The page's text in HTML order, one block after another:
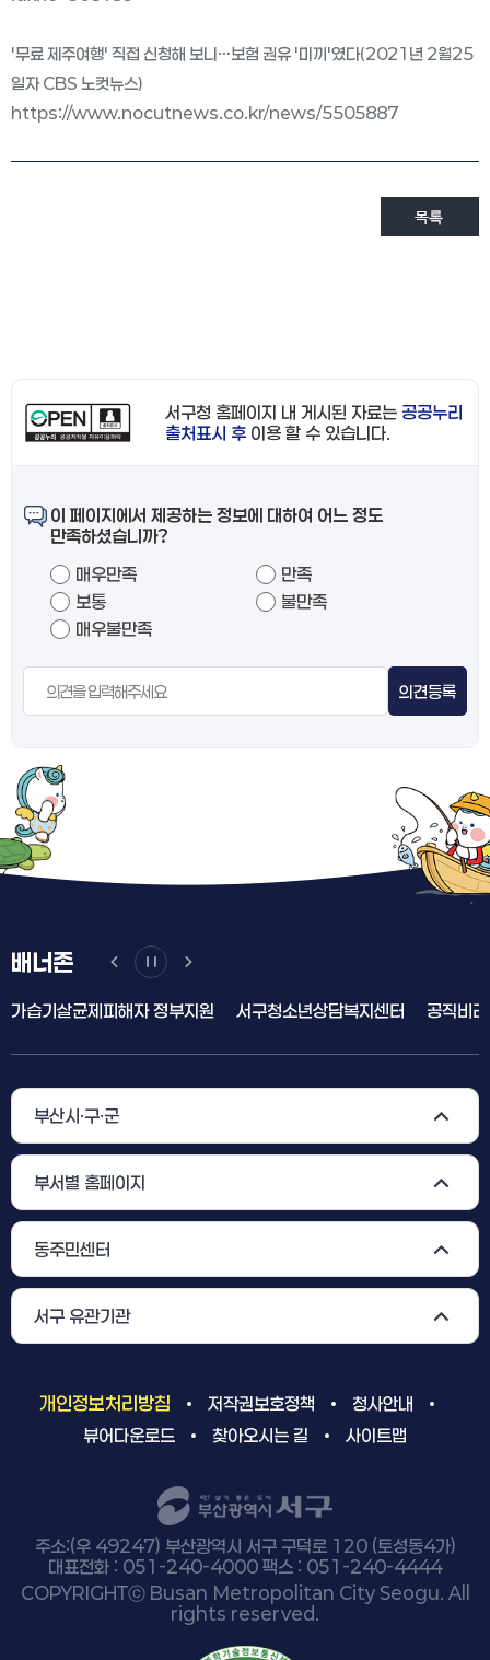
'무료 제주여행' 직접 신청해 보니…보험 권유 '미끼'였다(2021년 2월25
일자 CBS 노컷뉴스)
https://www.nocutnews.co.kr/news/5505887
서구청 홈페이지 내 게시된 자료는 공공누리
출처표시 후 이용 할 수 있습니다.
이 페이지에서 제공하는 정보에 대하여 어느 정도
만족하셨습니까?
매우만족
만족
보통
불만족
매우불만족
의견등록
배너존
가습기살균제피해자 정부지원 서구청소년상담복지센터 공직비
부산시·구·군
부서별 홈페이지
동주민센터
서구 유관기관
개인정보처리방침 저작권보호정책
청사안내
뷰어다운로드
찾아오시는 길 사이트맵
주소:(우 49247) 부산광역시 서구 구덕로 120 (토성동4가)
대표전화 : 051-240-4000 팩스 : 051-240-4444
COPYRIGHTⓒ Busan Metropolitan City Seogu. All
rights reserved.